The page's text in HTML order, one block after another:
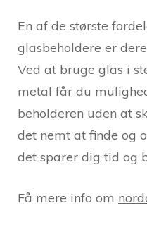
En af de største
glasbeholdere er
Ved at bruge glas i
metal får du
beholderen uden at
det nemt at finde og
det sparer dig tid og
Få mere info om